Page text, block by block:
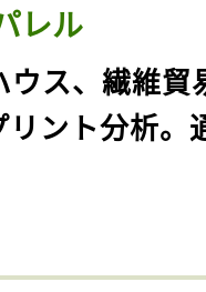
レル
ウス、繊維貿
ント分析。